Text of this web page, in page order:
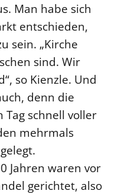
Man habe sich
entschieden,
sein. „Kirche
sind. Wir
so Kienzle. Und
denn die
schnell voller
mehrmals
Jahren waren vor
gerichtet, also